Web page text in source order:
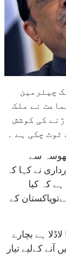
چیئرمین
نے ملک
کی کوشش
چکی ہے ۔
سے
نے کہا کہ
کہ کیا
کے
ہے بچارے
کےلیے تیار